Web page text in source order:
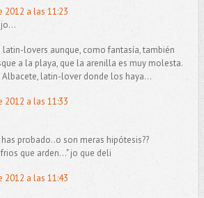
2012 a las 11:23
latin-lovers aunque, como fantasía, también
a la playa, que la arenilla es muy molesta.
Albacete, latin-lover donde los haya...
2012 a las 11:33
probado..o son meras hipótesis??
que arden..." jo que deli
2012 a las 11:43